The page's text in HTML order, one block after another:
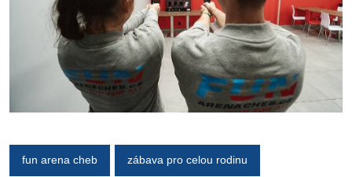
fun arena cheb zábava pro celou rodinu